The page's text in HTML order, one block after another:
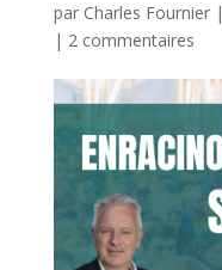
par Charles Fournier|
| 2 commentaires